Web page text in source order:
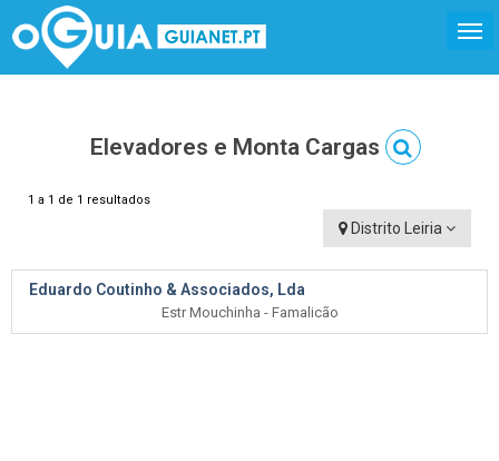
Elevadores e Monta Cargas
1 a 1 de 1 resultados
Distrito Leiria
Eduardo Coutinho & Associados, Lda
Estr Mouchinha - Famalicão